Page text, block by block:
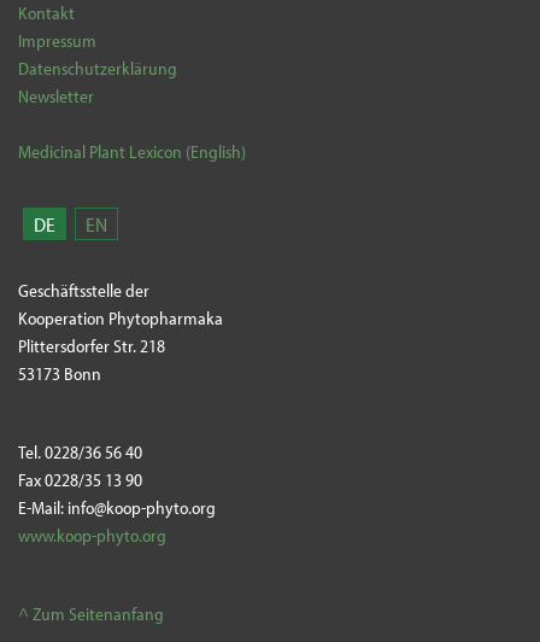
Kontakt
Impressum
Datenschutzerklärung
Newsletter
Medicinal Plant Lexicon (English)
DE EN
Geschäftsstelle der
Kooperation Phytopharmaka
Plittersdorfer Str. 218
53173 Bonn
Tel. 0228/36 56 40
Fax 0228/35 13 90
E-Mail: info@koop-phyto.org
www.koop-phyto.org
^ Zum Seitenanfang